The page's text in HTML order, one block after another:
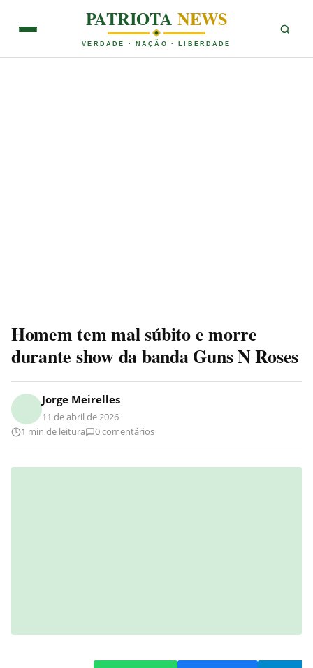
PATRIOTANEWS
VERDADE · NAÇÃO · LIBERDADE
Homem tem mal súbito e morre
durante show da banda Guns N Roses
Jorge Meirelles
11 de abril de 2026
1 min de leitura
0 comentários